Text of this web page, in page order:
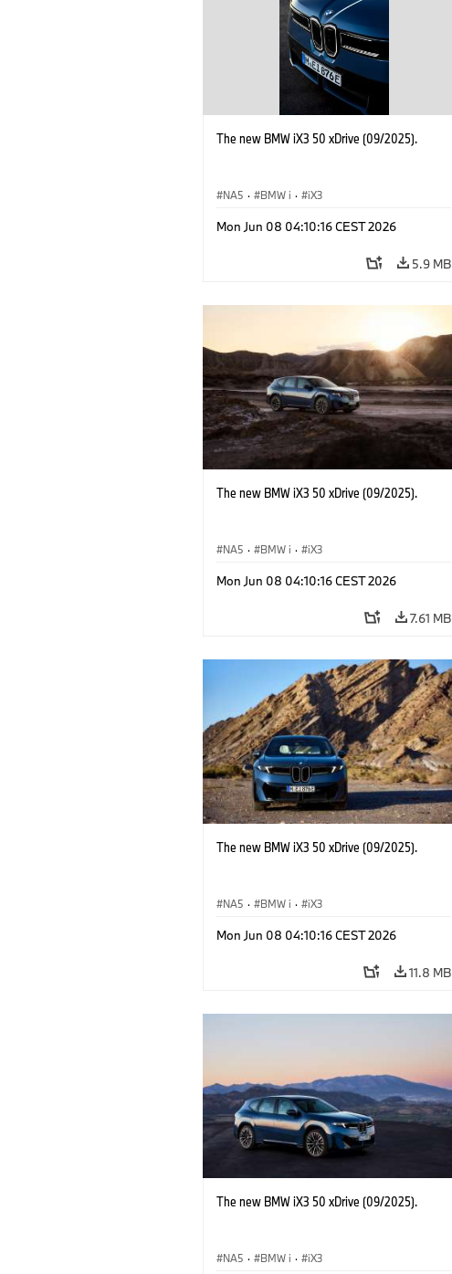
The new BMW iX3 50 xDrive (09/2025).
NA5 · BMW i · iX3
Mon Jun 08 04:10:16 CEST 2026
5.9 MB
The new BMW iX3 50 xDrive (09/2025).
NA5 · BMW i · iX3
Mon Jun 08 04:10:16 CEST 2026
7.61 MB
The new BMW iX3 50 xDrive (09/2025).
NA5 · BMW i · iX3
Mon Jun 08 04:10:16 CEST 2026
11.8 MB
The new BMW iX3 50 xDrive (09/2025).
NA5 · BMW i · iX3